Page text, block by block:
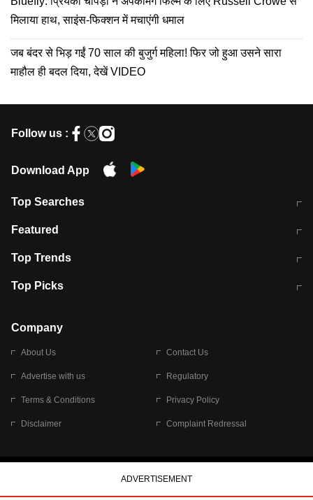
मिलाया हाथ, साइंस-फिक्शन में मचाएंगी धमाल
जब बंदर से भिड़ गईं 70 साल की बुजुर्ग महिला! फिर जो हुआ उसने सारा
माहौल ही बदल दिया, देखें VIDEO
Follow us :
Download App
Top Searches
मुंबई में लगे 'जेन जी' के पोस्टर, लिखा- 'मैं
Featured
10 अगस्त को विधानसभा का घेराव करेंगे
Top Trends
RBI का नया नियम: अब बैंकों को अपनी सभी
Top Picks
बारिश की चेतावनी
Company
About Us Contact Us
Advertise with us Regulatory
Terms & Conditions Privacy Policy
Disclaimer Complaint Redressal